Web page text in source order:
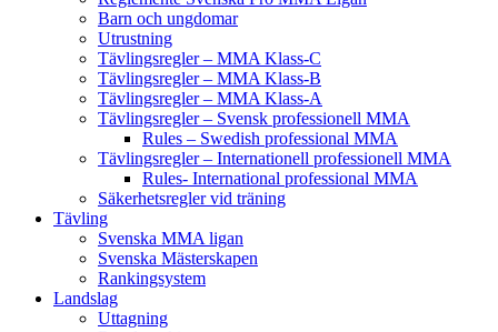
Barn och ungdomar
Utrustning
Tävlingsregler – MMA Klass-C
Tävlingsregler – MMA Klass-B
Tävlingsregler – MMA Klass-A
Tävlingsregler – Svensk professionell MMA
Rules – Swedish professional MMA
Tävlingsregler – Internationell professionell MMA
Rules- International professional MMA
Säkerhetsregler vid träning
Tävling
Svenska MMA ligan
Svenska Mästerskapen
Rankingsystem
Landslag
Uttagning